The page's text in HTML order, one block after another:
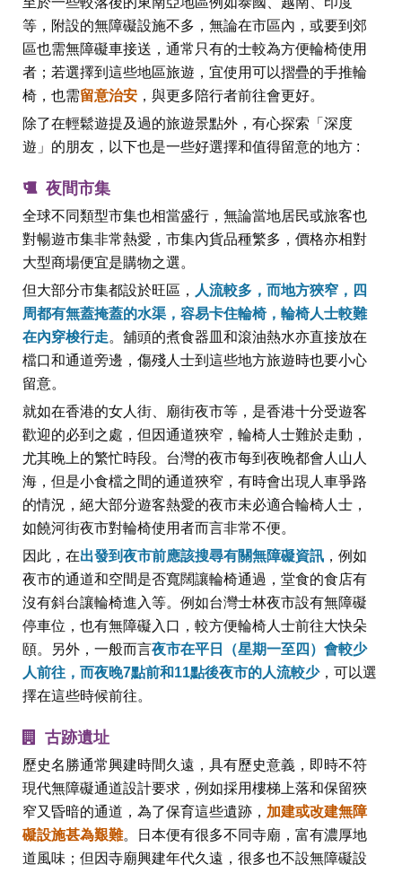
等，附設的無障礙設施不多，無論在市區內，或要到郊
區也需無障礙車接送，通常只有的士較為方便輪椅使用
者；若選擇到這些地區旅遊，宜使用可以摺疊的手推輪
椅，也需留意治安 ，與更多陪行者前往會更好。
除了在輕鬆遊提及過的旅遊景點外，有心探索「深度
遊」的朋友，以下也是一些好選擇和值得留意的地方 :
夜間市集
全球不同類型市集也相當盛行，無論當地居民或旅客也
對暢遊市集非常熱愛，市集內貨品種繁多，價格亦相對
大型商場便宜是購物之選。
但大部分市集都設於旺區， 人流較多，而地方狹窄，四
周都有無蓋掩蓋的水渠，容易卡住輪椅，輪椅人士較難
在內穿梭行走。舖頭的煮食器皿和滾油熱水亦直接放在
檔口和通道旁邊，傷殘人士到這些地方旅遊時也要小心
留意。
就如在香港的女人街、廟街夜市等，是香港十分受遊客
歡迎的必到之處，但因通道狹窄，輪椅人士難於走動，
尤其晚上的繁忙時段。台灣的夜市每到夜晚都會人山人
海，但是小食檔之間的通道狹窄，有時會出現人車爭路
的情況，絕大部分遊客熱愛的夜市未必適合輪椅人士，
如饒河街夜市對輪椅使用者而言非常不便。
因此，在出發到夜市前應該搜尋有關無障礙資訊 ，例如
夜市的通道和空間是否寬闊讓輪椅通過，堂食的食店有
沒有斜台讓輪椅進入等。例如台灣士林夜市設有無障礙
停車位，也有無障礙入口，較方便輪椅人士前往大快朵
頤。另外，一般而言夜市在平日（星期一至四）會較少
人前往，而夜晚7點前和11點後夜市的人流較少，可以選
擇在這些時候前往。
古跡遺址
歷史名勝通常興建時間久遠，具有歷史意義，即時不符
現代無障礙通道設計要求，例如採用樓梯上落和保留狹
窄又昏暗的通道，為了保育這些遺跡， 加建或改建無障
礙設施甚為艱難。日本便有很多不同寺廟，富有濃厚地
道風味；但因寺廟興建年代久遠，很多也不設無障礙設